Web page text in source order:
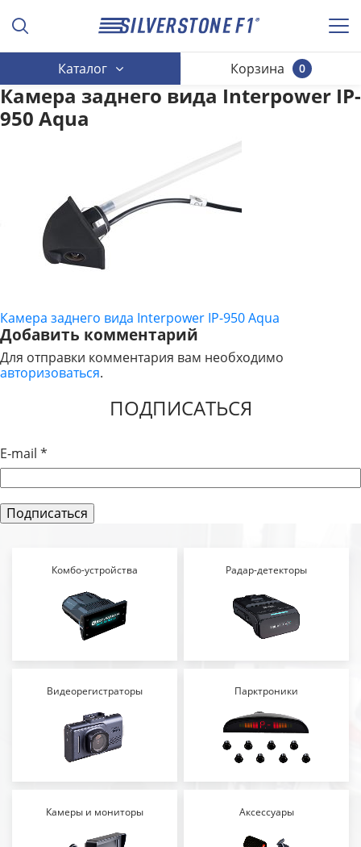
Каталог 0
Корзина
Камера заднего вида Interpower IP-
950 Aqua
НАВИГАЦИЯ
ПО
ЗАПИСЯМ
Камера заднего вида Interpower IP-950 Aqua
Добавить комментарий
Для отправки комментария вам необходимо
авторизоваться.
ПОДПИСАТЬСЯ
E-mail *
Комбо-устройства Радар-детекторы
Видеорегистраторы Парктроники
Камеры и мониторы Аксессуары